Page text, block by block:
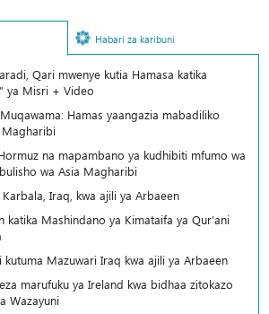
Habari za karibuni
Qari mwenye kutia Hamasa katika
ya Misri + Video
Hamas yaangazia mabadiliko
Magharibi
na mapambano ya kudhibiti mfumo wa
wa Asia Magharibi
Iraq, kwa ajili ya Arbaeen
katika Mashindano ya Kimataifa ya Qur’ani
kutuma Mazuwari Iraq kwa ajili ya Arbaeen
marufuku ya Ireland kwa bidhaa zitokazo
Wazayuni